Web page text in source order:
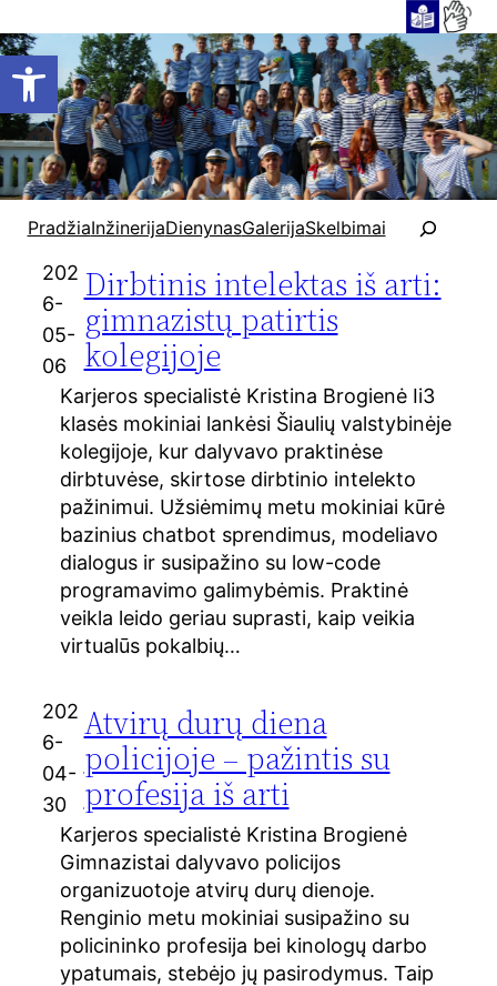
Open toolbar
PradžiaInžinerijaDienynasGalerijaSkelbimai
a
e
202
6-
05-
06
Dirbtinis intelektas iš arti:
gimnazistų patirtis
kolegijoje
Karjeros specialistė Kristina Brogienė Ii3
klasės mokiniai lankėsi Šiaulių valstybinėje
kolegijoje, kur dalyvavo praktinėse
dirbtuvėse, skirtose dirbtinio intelekto
pažinimui. Užsiėmimų metu mokiniai kūrė
bazinius chatbot sprendimus, modeliavo
dialogus ir susipažino su low-code
programavimo galimybėmis. Praktinė
veikla leido geriau suprasti, kaip veikia
virtualūs pokalbių…
202
6-
04-
30
Atvirų durų diena
policijoje – pažintis su
profesija iš arti
Karjeros specialistė Kristina Brogienė
Gimnazistai dalyvavo policijos
organizuotoje atvirų durų dienoje.
Renginio metu mokiniai susipažino su
policininko profesija bei kinologų darbo
ypatumais, stebėjo jų pasirodymus. Taip